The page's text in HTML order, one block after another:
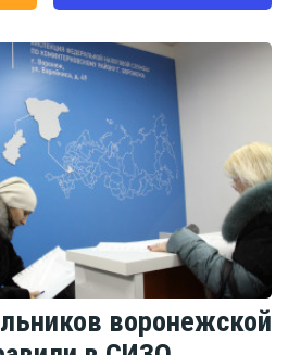
воронежской